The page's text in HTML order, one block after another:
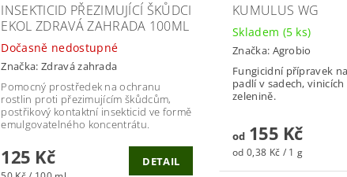
INSEKTICID PŘEZIMUJÍCÍ ŠKŮDCI
EKOL ZDRAVÁ ZAHRADA 100ML
Dočasně nedostupné
Značka: Zdravá zahrada
Pomocný prostředek na ochranu
rostlin proti přezimujícím škůdcům,
postřikový kontaktní insekticid ve formě
emulgovatelného koncentrátu.
125 Kč DETAIL
KUMULUS WG
Skladem (5 ks)
Značka: Agrobio
Fungicidní přípravek
padlí v sadech,
zelenině.
od155 Kč
od 0,38 Kč / 1 g